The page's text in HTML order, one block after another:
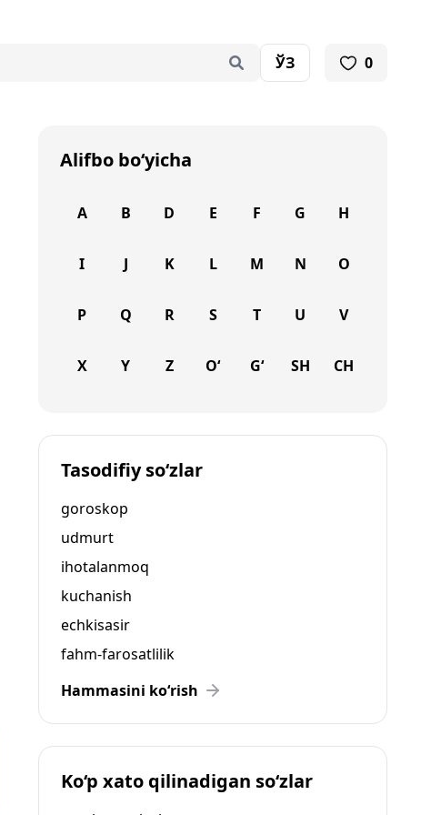
ЎЗ 0
Alifbo bo‘yicha
A B D E F G H
I J K L M N O
P Q R S T U V
X Y Z O‘ G‘ SH CH
Tasodifiy so‘zlar
goroskop
udmurt
ihotalanmoq
kuchanish
echkisasir
fahm-farosatlilik
Hammasini ko‘rish
Ko‘p xato qilinadigan so‘zlar